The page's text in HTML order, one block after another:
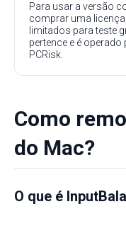
Para usar a versão
comprar uma licença
limitados para teste
pertence e é operado
PCRisk.
Como
do Mac?
O que é